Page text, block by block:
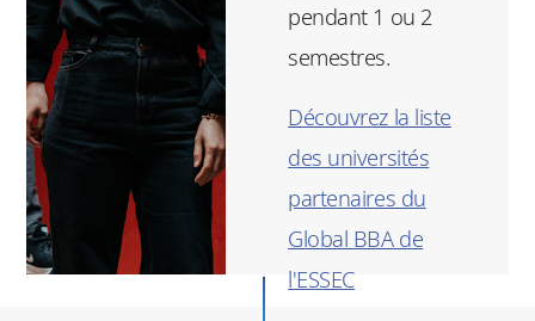
pendant 1 ou 2
semestres.
Découvrez la liste
des universités
partenaires du
Global BBA de
l'ESSEC